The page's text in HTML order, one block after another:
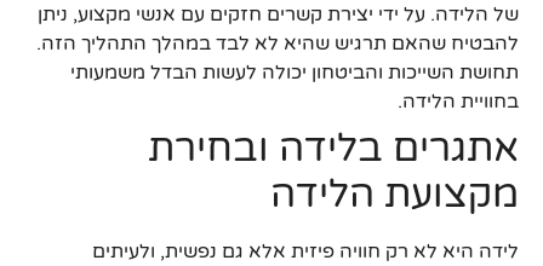
של הלידה. על ידי יצירת קשרים חזקים עם אנשי מקצוע, ניתן
להבטיח שהאם תרגיש שהיא לא לבד במהלך התהליך הזה.
תחושת השייכות והביטחון יכולה לעשות הבדל משמעותי
בחוויית הלידה.
אתגרים בלידה ובחירת
מקצועת הלידה
לידה היא לא רק חוויה פיזית אלא גם נפשית, ולעיתים